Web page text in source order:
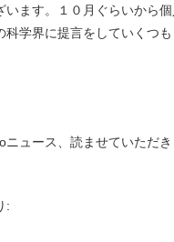
います。１０月ぐらいから
科学界に提言をしていくつ
ニュース、読ませていただ
: